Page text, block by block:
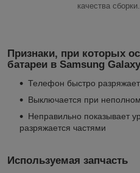
качества сборки.
Признаки, при которых
батареи в Samsung
Телефон быстро
Выключается при
Неправильно показывает
разряжается частями
Используемая запчасть